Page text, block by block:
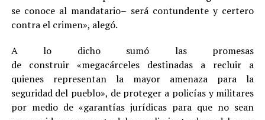
se conoce al mandatario– será contundente y certero
contra el crimen», alegó.
A lo dicho sumó las promesas
de construir «megacárceles destinadas a recluir a
quienes representan la mayor amenaza para la
seguridad del pueblo», de proteger a policías y militares
por medio de «garantías jurídicas para que no sean